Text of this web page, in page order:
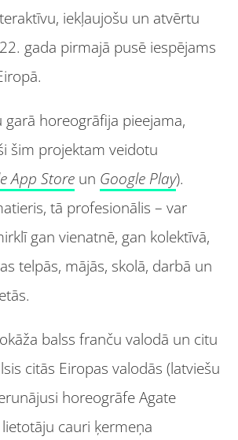
iekļaujošu un atvērtu
gada pirmajā pusē iespējams
garā horeogrāfija pieejama,
šim projektam veidotu
App Store un Google Play).
tā profesionālis – var
gan vienatnē, gan kolektīvā,
telpās, mājās, skolā, darbā un
balss franču valodā un citu
citās Eiropas valodās (latviešu
horeogrāfe Agate
cauri ķermeņa